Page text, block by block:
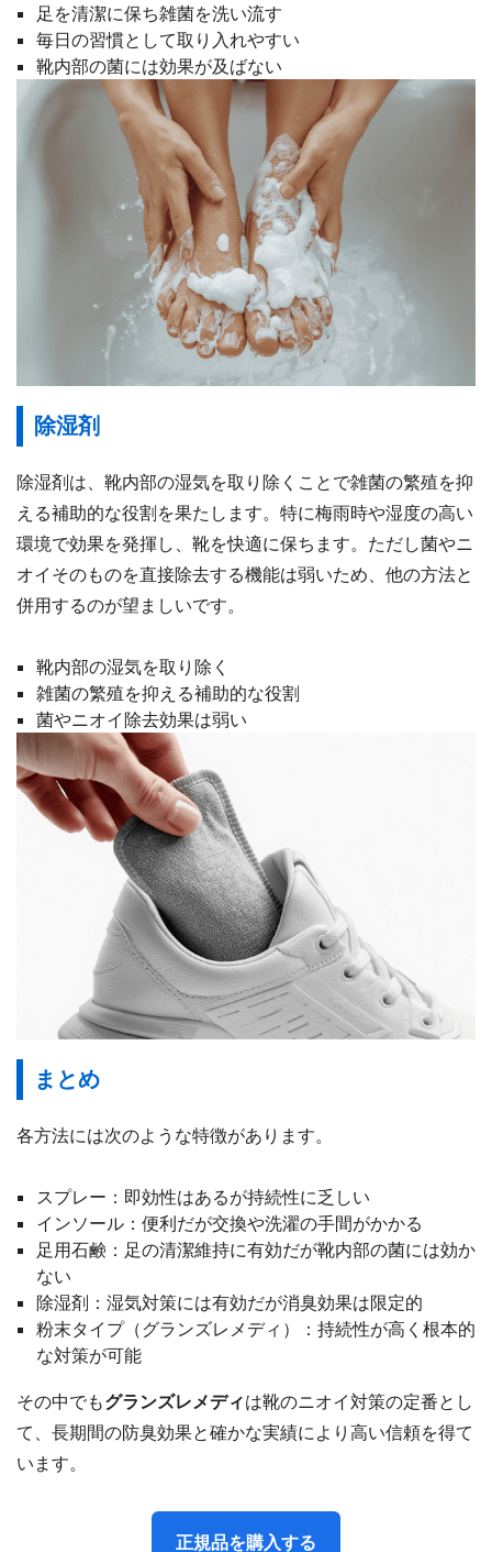
足を清潔に保ち雑菌を洗い流す
毎日の習慣として取り入れやすい
靴内部の菌には効果が及ばない
除湿剤
除湿剤は、靴内部の湿気を取り除くことで雑菌の繁殖を抑
える補助的な役割を果たします。特に梅雨時や湿度の高い
環境で効果を発揮し、靴を快適に保ちます。ただし菌やニ
オイそのものを直接除去する機能は弱いため、他の方法と
併用するのが望ましいです。
靴内部の湿気を取り除く
雑菌の繁殖を抑える補助的な役割
菌やニオイ除去効果は弱い
まとめ
各方法には次のような特徴があります。
スプレー：即効性はあるが持続性に乏しい
インソール：便利だが交換や洗濯の手間がかかる
足用石鹸：足の清潔維持に有効だが靴内部の菌には効か
ない
除湿剤：湿気対策には有効だが消臭効果は限定的
粉末タイプ（グランズレメディ）：持続性が高く根本的
な対策が可能
その中でもグランズレメディは靴のニオイ対策の定番とし
て、長期間の防臭効果と確かな実績により高い信頼を得て
います。
正規品を購入する